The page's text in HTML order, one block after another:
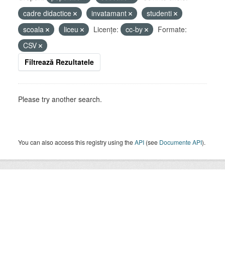
cadre didactice
invatamant
studenti
scoala
liceu Licenţe: cc-by
Formate:
CSV
Filtrează Rezultatele
Please try another search.
You can also access this registry using theAPI (see Documente API).